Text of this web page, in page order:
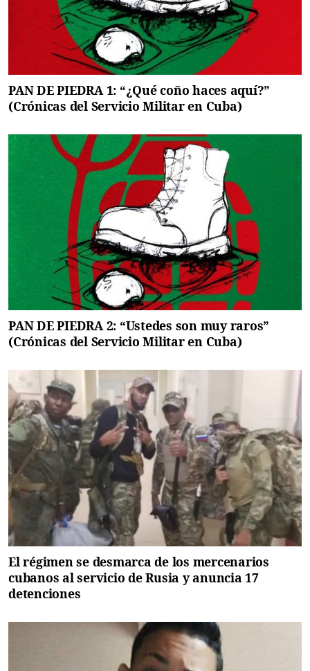
PAN DE PIEDRA 1: “¿Qué coño haces aquí?”
(Crónicas del Servicio Militar en Cuba)
PAN DE PIEDRA 2: “Ustedes son muy raros”
(Crónicas del Servicio Militar en Cuba)
El régimen se desmarca de los mercenarios
cubanos al servicio de Rusia y anuncia 17
detenciones